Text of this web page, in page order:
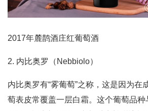
2017年麓鹊酒庄红葡萄酒
2. 内比奥罗（Nebbiolo）
内比奥罗有“雾葡萄”之称，这是因为在
萄表皮常覆盖一层白霜。这个葡萄品